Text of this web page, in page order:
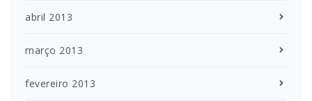
abril 2013
março 2013
fevereiro 2013